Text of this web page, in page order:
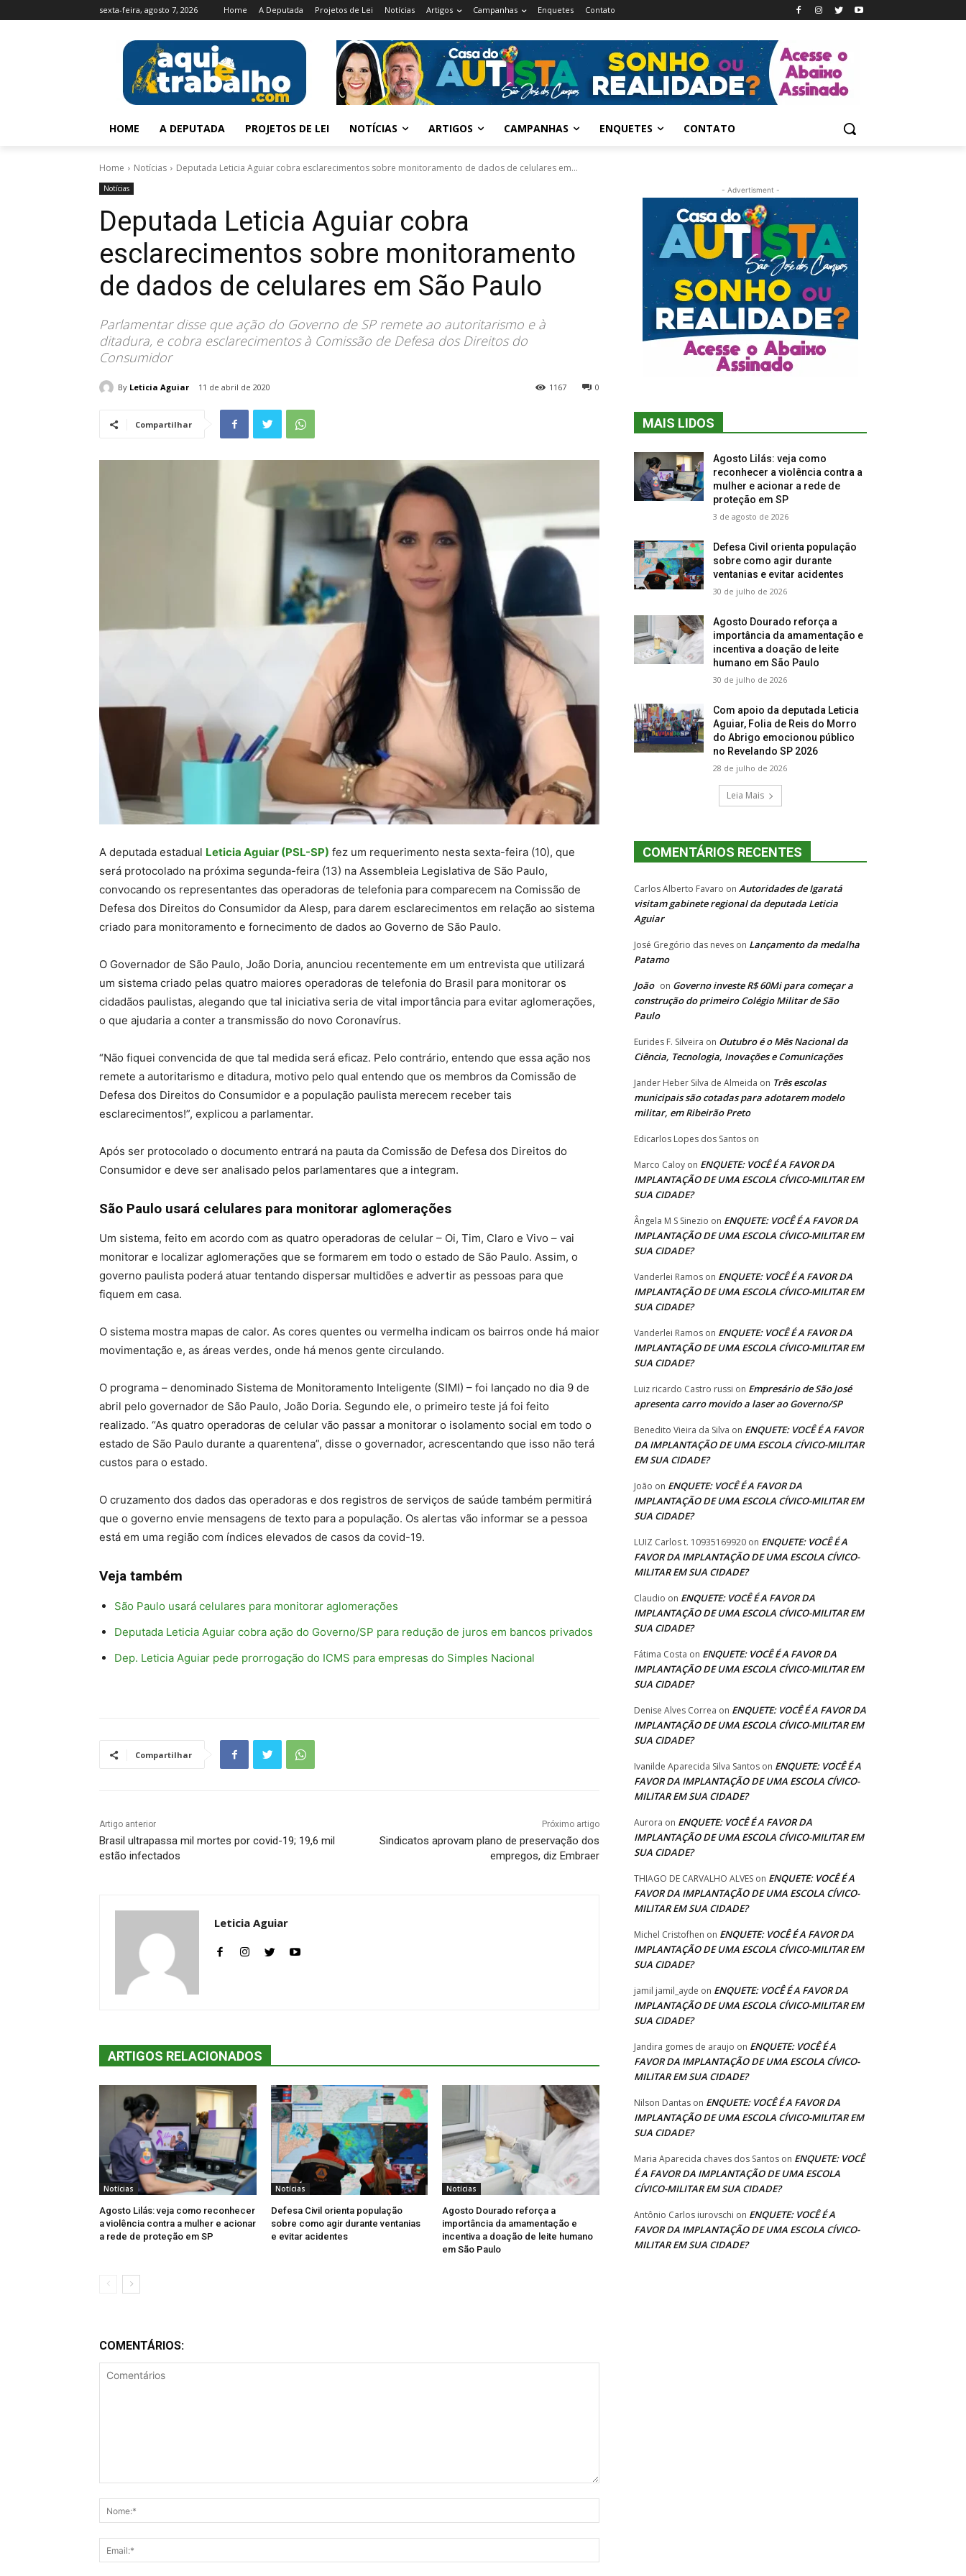
sexta-feira, agosto 7, 2026 Home A Deputada Projetos de Lei Notícias Artigos Campanhas Enquetes Contato
HOME A DEPUTADA PROJETOS DE LEI NOTÍCIAS ARTIGOS CAMPANHAS ENQUETES CONTATO
Home Notícias Deputada Leticia Aguiar cobra esclarecimentos sobre monitoramento de dados de celulares em...
Notícias
Deputada Leticia Aguiar cobra
esclarecimentos sobre monitoramento
de dados de celulares em São Paulo
Parlamentar disse que ação do Governo de SP remete ao autoritarismo e à
ditadura, e cobra esclarecimentos à Comissão de Defesa dos Direitos do
Consumidor
By Leticia Aguiar 11 de abril de 2020 0
1167
Compartilhar
A deputada estadual Leticia Aguiar (PSL-SP) fez um requerimento nesta sexta-feira (10), que
será protocolado na próxima segunda-feira (13) na Assembleia Legislativa de São Paulo,
convocando os representantes das operadoras de telefonia para comparecem na Comissão de
Defesa dos Direitos do Consumidor da Alesp, para darem esclarecimentos em relação ao sistema
criado para monitoramento e fornecimento de dados ao Governo de São Paulo.
O Governador de São Paulo, João Doria, anunciou recentemente em um entrevista que utilizará
um sistema criado pelas quatro maiores operadoras de telefonia do Brasil para monitorar os
cidadãos paulistas, alegando que tal iniciativa seria de vital importância para evitar aglomerações,
o que ajudaria a conter a transmissão do novo Coronavírus.
“Não fiquei convencida de que tal medida será eficaz. Pelo contrário, entendo que essa ação nos
remete a autoritarismo e ditadura, motivo pelo qual entendo que os membros da Comissão de
Defesa dos Direitos do Consumidor e a população paulista merecem receber tais
esclarecimentos!”, explicou a parlamentar.
Após ser protocolado o documento entrará na pauta da Comissão de Defesa dos Direitos do
Consumidor e deve ser analisado pelos parlamentares que a integram.
São Paulo usará celulares para monitorar aglomerações
Um sistema, feito em acordo com as quatro operadoras de celular – Oi, Tim, Claro e Vivo – vai
monitorar e localizar aglomerações que se formarem em todo o estado de São Paulo. Assim, o
governo paulista poderá atuar tentando dispersar multidões e advertir as pessoas para que
fiquem em casa.
O sistema mostra mapas de calor. As cores quentes ou vermelha indicam os bairros onde há maior
movimentação e, as áreas verdes, onde há menos gente circulando.
O programa – denominado Sistema de Monitoramento Inteligente (SIMI) – foi lançado no dia 9 de
abril pelo governador de São Paulo, João Doria. Segundo ele, o primeiro teste já foi feito
realizado. “As quatro operadoras de celular vão passar a monitorar o isolamento social em todo o
estado de São Paulo durante a quarentena”, disse o governador, acrescentando que isso não terá
custos para o estado.
O cruzamento dos dados das operadoras e dos registros de serviços de saúde também permitirá
que o governo envie mensagens de texto para a população. Os alertas vão informar se a pessoa
está em uma região com índices elevados de casos da covid-19.
Veja também
São Paulo usará celulares para monitorar aglomerações
Deputada Leticia Aguiar cobra ação do Governo/SP para redução de juros em bancos privados
Dep. Leticia Aguiar pede prorrogação do ICMS para empresas do Simples Nacional
Compartilhar
Artigo anterior
Brasil ultrapassa mil mortes por covid-19; 19,6 mil
estão infectados
Próximo artigo
Sindicatos aprovam plano de preservação dos
empregos, diz Embraer
Leticia Aguiar
ARTIGOS RELACIONADOS
Notícias
Agosto Lilás: veja como reconhecer
a violência contra a mulher e acionar
a rede de proteção em SP
Notícias
Defesa Civil orienta população
sobre como agir durante ventanias
e evitar acidentes
Notícias
Agosto Dourado reforça a
importância da amamentação e
incentiva a doação de leite humano
em São Paulo
COMENTÁRIOS:
- Advertisment -
MAIS LIDOS
Agosto Lilás: veja como
reconhecer a violência contra a
mulher e acionar a rede de
proteção em SP
3 de agosto de 2026
Defesa Civil orienta população
sobre como agir durante
ventanias e evitar acidentes
30 de julho de 2026
Agosto Dourado reforça a
importância da amamentação e
incentiva a doação de leite
humano em São Paulo
30 de julho de 2026
Com apoio da deputada Leticia
Aguiar, Folia de Reis do Morro
do Abrigo emocionou público
no Revelando SP 2026
28 de julho de 2026
Leia Mais
COMENTÁRIOS RECENTES
Carlos Alberto Favaro on Autoridades de Igaratá
visitam gabinete regional da deputada Leticia
Aguiar
José Gregório das neves on Lançamento da medalha
Patamo
João on Governo investe R$ 60Mi para começar a
construção do primeiro Colégio Militar de São
Paulo
Eurides F. Silveira on Outubro é o Mês Nacional da
Ciência, Tecnologia, Inovações e Comunicações
Jander Heber Silva de Almeida on Três escolas
municipais são cotadas para adotarem modelo
militar, em Ribeirão Preto
Edicarlos Lopes dos Santos on
Marco Caloy on ENQUETE: VOCÊ É A FAVOR DA
IMPLANTAÇÃO DE UMA ESCOLA CÍVICO-MILITAR EM
SUA CIDADE?
Ângela M S Sinezio on ENQUETE: VOCÊ É A FAVOR DA
IMPLANTAÇÃO DE UMA ESCOLA CÍVICO-MILITAR EM
SUA CIDADE?
Vanderlei Ramos on ENQUETE: VOCÊ É A FAVOR DA
IMPLANTAÇÃO DE UMA ESCOLA CÍVICO-MILITAR EM
SUA CIDADE?
Vanderlei Ramos on ENQUETE: VOCÊ É A FAVOR DA
IMPLANTAÇÃO DE UMA ESCOLA CÍVICO-MILITAR EM
SUA CIDADE?
Luiz ricardo Castro russi on Empresário de São José
apresenta carro movido a laser ao Governo/SP
Benedito Vieira da Silva on ENQUETE: VOCÊ É A FAVOR
DA IMPLANTAÇÃO DE UMA ESCOLA CÍVICO-MILITAR
EM SUA CIDADE?
João on ENQUETE: VOCÊ É A FAVOR DA
IMPLANTAÇÃO DE UMA ESCOLA CÍVICO-MILITAR EM
SUA CIDADE?
LUIZ Carlos t. 10935169920 on ENQUETE: VOCÊ É A
FAVOR DA IMPLANTAÇÃO DE UMA ESCOLA CÍVICO-
MILITAR EM SUA CIDADE?
Claudio on ENQUETE: VOCÊ É A FAVOR DA
IMPLANTAÇÃO DE UMA ESCOLA CÍVICO-MILITAR EM
SUA CIDADE?
Fátima Costa on ENQUETE: VOCÊ É A FAVOR DA
IMPLANTAÇÃO DE UMA ESCOLA CÍVICO-MILITAR EM
SUA CIDADE?
Denise Alves Correa on ENQUETE: VOCÊ É A FAVOR DA
IMPLANTAÇÃO DE UMA ESCOLA CÍVICO-MILITAR EM
SUA CIDADE?
Ivanilde Aparecida Silva Santos on ENQUETE: VOCÊ É A
FAVOR DA IMPLANTAÇÃO DE UMA ESCOLA CÍVICO-
MILITAR EM SUA CIDADE?
Aurora on ENQUETE: VOCÊ É A FAVOR DA
IMPLANTAÇÃO DE UMA ESCOLA CÍVICO-MILITAR EM
SUA CIDADE?
THIAGO DE CARVALHO ALVES on ENQUETE: VOCÊ É A
FAVOR DA IMPLANTAÇÃO DE UMA ESCOLA CÍVICO-
MILITAR EM SUA CIDADE?
Michel Cristofhen on ENQUETE: VOCÊ É A FAVOR DA
IMPLANTAÇÃO DE UMA ESCOLA CÍVICO-MILITAR EM
SUA CIDADE?
jamil jamil_ayde on ENQUETE: VOCÊ É A FAVOR DA
IMPLANTAÇÃO DE UMA ESCOLA CÍVICO-MILITAR EM
SUA CIDADE?
Jandira gomes de araujo on ENQUETE: VOCÊ É A
FAVOR DA IMPLANTAÇÃO DE UMA ESCOLA CÍVICO-
MILITAR EM SUA CIDADE?
Nilson Dantas on ENQUETE: VOCÊ É A FAVOR DA
IMPLANTAÇÃO DE UMA ESCOLA CÍVICO-MILITAR EM
SUA CIDADE?
Maria Aparecida chaves dos Santos on ENQUETE: VOCÊ
É A FAVOR DA IMPLANTAÇÃO DE UMA ESCOLA
CÍVICO-MILITAR EM SUA CIDADE?
Antônio Carlos iurovschi on ENQUETE: VOCÊ É A
FAVOR DA IMPLANTAÇÃO DE UMA ESCOLA CÍVICO-
MILITAR EM SUA CIDADE?